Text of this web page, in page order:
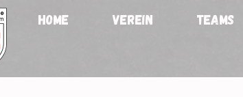
HOME VEREIN TEAMS